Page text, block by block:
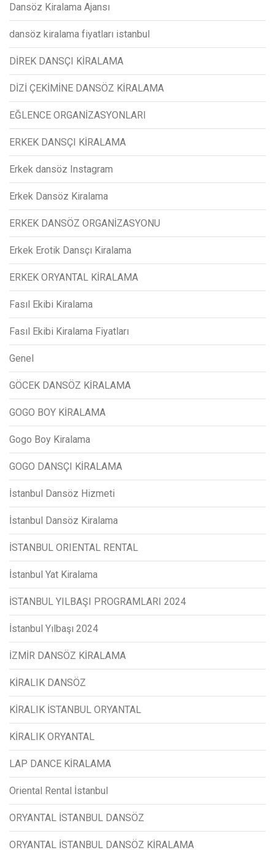
Dansöz Kiralama Ajansı
dansöz kiralama fiyatları istanbul
DİREK DANSÇI KİRALAMA
DİZİ ÇEKİMİNE DANSÖZ KİRALAMA
EĞLENCE ORGANİZASYONLARI
ERKEK DANSÇI KİRALAMA
Erkek dansöz Instagram
Erkek Dansöz Kiralama
ERKEK DANSÖZ ORGANİZASYONU
Erkek Erotik Dansçı Kiralama
ERKEK ORYANTAL KİRALAMA
Fasıl Ekibi Kiralama
Fasıl Ekibi Kiralama Fiyatları
Genel
GÖCEK DANSÖZ KİRALAMA
GOGO BOY KİRALAMA
Gogo Boy Kiralama
GOGO DANSÇI KİRALAMA
İstanbul Dansöz Hizmeti
İstanbul Dansöz Kiralama
İSTANBUL ORIENTAL RENTAL
İstanbul Yat Kiralama
İSTANBUL YILBAŞI PROGRAMLARI 2024
İstanbul Yılbaşı 2024
İZMİR DANSÖZ KİRALAMA
KİRALIK DANSÖZ
KİRALIK İSTANBUL ORYANTAL
KİRALIK ORYANTAL
LAP DANCE KİRALAMA
Oriental Rental İstanbul
ORYANTAL İSTANBUL DANSÖZ
ORYANTAL İSTANBUL DANSÖZ KİRALAMA